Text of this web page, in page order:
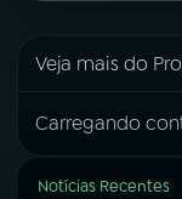
Veja mais do
Carregando
Notícias Recentes